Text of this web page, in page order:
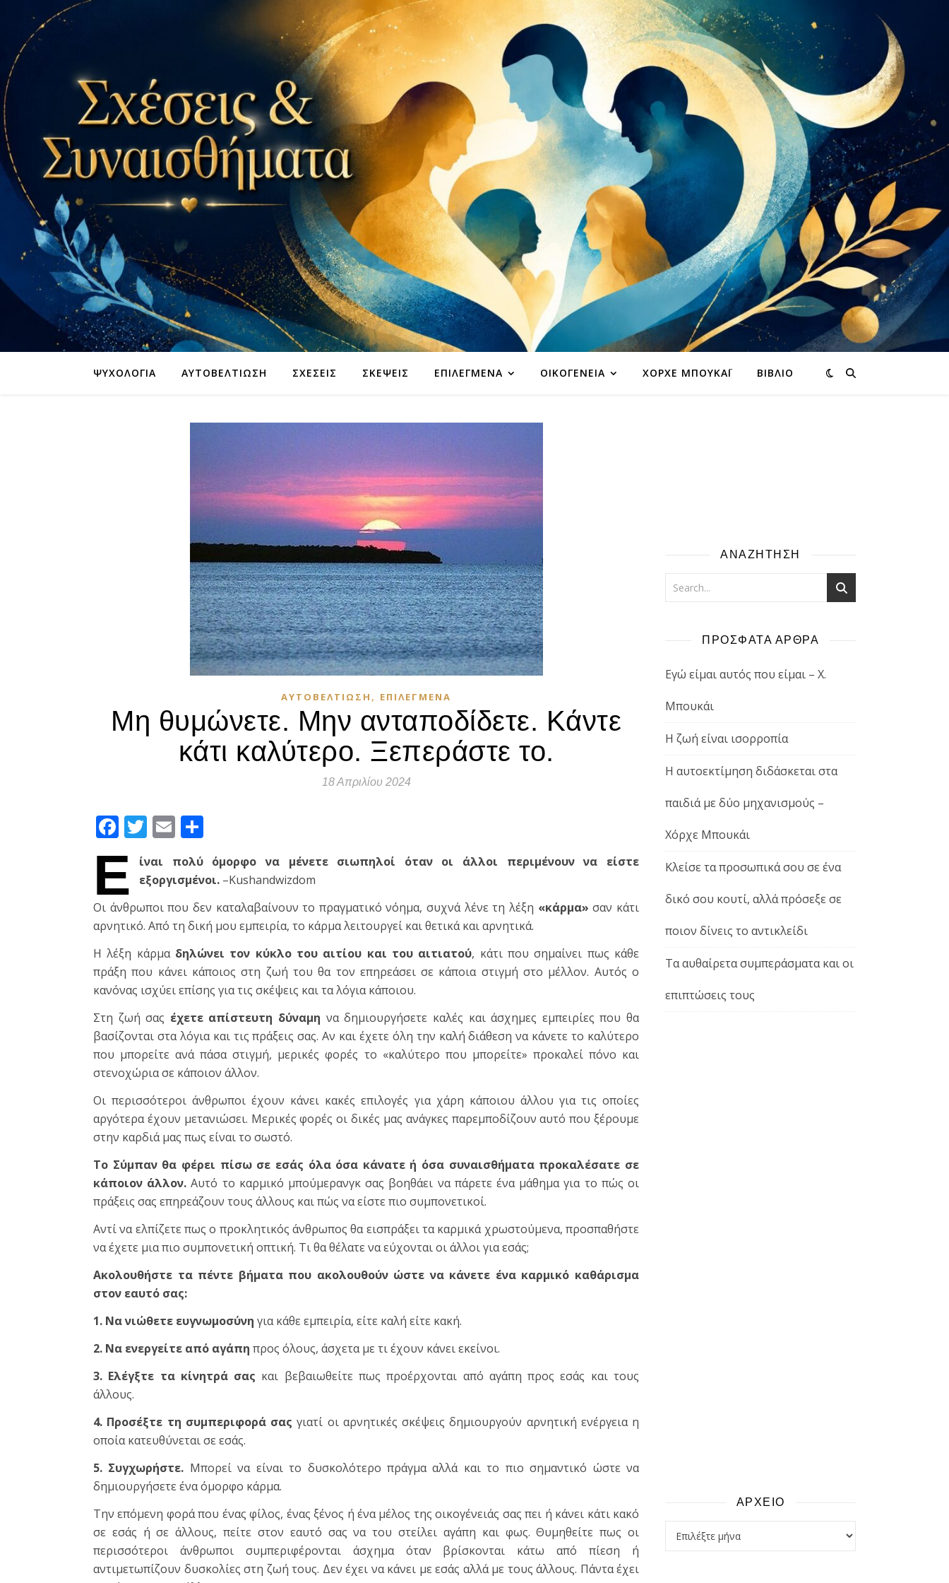
ΨΥΧΟΛΟΓΊΑ ΑΥΤΟΒΕΛΤΊΩΣΗ ΣΧΈΣΕΙΣ ΣΚΈΨΕΙΣ ΕΠΙΛΕΓΜΈΝΑ ΟΙΚΟΓΈΝΕΙΑ ΧΌΡΧΕ ΜΠΟΥΚΆΙ ΒΙΒΛΊΟ
ΑΥΤΟΒΕΛΤΊΩΣΗ , ΕΠΙΛΕΓΜΈΝΑ
Μη θυμώνετε. Μην ανταποδίδετε. Κάντε
κάτι καλύτερο. Ξεπεράστε το.
18 Απριλίου 2024
Facebook
Twitter
Email
Ε
ίναι πολύ όμορφο να μένετε σιωπηλοί όταν οι άλλοι περιμένουν να είστε
εξοργισμένοι. –Kushandwizdom
Οι άνθρωποι που δεν καταλαβαίνουν το πραγματικό νόημα, συχνά λένε τη λέξη «κάρμα» σαν κάτι
αρνητικό. Από τη δική μου εμπειρία, το κάρμα λειτουργεί και θετικά και αρνητικά.
Η λέξη κάρμα δηλώνει τον κύκλο του αιτίου και του αιτιατού, κάτι που σημαίνει πως κάθε
πράξη που κάνει κάποιος στη ζωή του θα τον επηρεάσει σε κάποια στιγμή στο μέλλον. Αυτός ο
κανόνας ισχύει επίσης για τις σκέψεις και τα λόγια κάποιου.
Στη ζωή σας έχετε απίστευτη δύναμη να δημιουργήσετε καλές και άσχημες εμπειρίες που θα
βασίζονται στα λόγια και τις πράξεις σας. Αν και έχετε όλη την καλή διάθεση να κάνετε το καλύτερο
που μπορείτε ανά πάσα στιγμή, μερικές φορές το «καλύτερο που μπορείτε» προκαλεί πόνο και
στενοχώρια σε κάποιον άλλον.
Οι περισσότεροι άνθρωποι έχουν κάνει κακές επιλογές για χάρη κάποιου άλλου για τις οποίες
αργότερα έχουν μετανιώσει. Μερικές φορές οι δικές μας ανάγκες παρεμποδίζουν αυτό που ξέρουμε
στην καρδιά μας πως είναι το σωστό.
Το Σύμπαν θα φέρει πίσω σε εσάς όλα όσα κάνατε ή όσα συναισθήματα προκαλέσατε σε
κάποιον άλλον. Αυτό το καρμικό μπούμερανγκ σας βοηθάει να πάρετε ένα μάθημα για το πώς οι
πράξεις σας επηρεάζουν τους άλλους και πώς να είστε πιο συμπονετικοί.
Αντί να ελπίζετε πως ο προκλητικός άνθρωπος θα εισπράξει τα καρμικά χρωστούμενα, προσπαθήστε
να έχετε μια πιο συμπονετική οπτική. Τι θα θέλατε να εύχονται οι άλλοι για εσάς;
Ακολουθήστε τα πέντε βήματα που ακολουθούν ώστε να κάνετε ένα καρμικό καθάρισμα
στον εαυτό σας:
1. Να νιώθετε ευγνωμοσύνη για κάθε εμπειρία, είτε καλή είτε κακή.
2. Να ενεργείτε από αγάπη προς όλους, άσχετα με τι έχουν κάνει εκείνοι.
3. Ελέγξτε τα κίνητρά σας και βεβαιωθείτε πως προέρχονται από αγάπη προς εσάς και τους
άλλους.
4. Προσέξτε τη συμπεριφορά σας γιατί οι αρνητικές σκέψεις δημιουργούν αρνητική ενέργεια η
οποία κατευθύνεται σε εσάς.
5. Συγχωρήστε. Μπορεί να είναι το δυσκολότερο πράγμα αλλά και το πιο σημαντικό ώστε να
δημιουργήσετε ένα όμορφο κάρμα.
Την επόμενη φορά που ένας φίλος, ένας ξένος ή ένα μέλος της οικογένειάς σας πει ή κάνει κάτι κακό
σε εσάς ή σε άλλους, πείτε στον εαυτό σας να του στείλει αγάπη και φως. Θυμηθείτε πως οι
περισσότεροι άνθρωποι συμπεριφέρονται άσχημα όταν βρίσκονται κάτω από πίεση ή
αντιμετωπίζουν δυσκολίες στη ζωή τους. Δεν έχει να κάνει με εσάς αλλά με τους άλλους. Πάντα έχει
ΑΝΑΖΗΤΗΣΗ
ΠΡΟΣΦΑΤΑ ΑΡΘΡΑ
Εγώ είμαι αυτός που είμαι – Χ.
Μπουκάι
Η ζωή είναι ισορροπία
Η αυτοεκτίμηση διδάσκεται στα
παιδιά με δύο μηχανισμούς –
Χόρχε Μπουκάι
Κλείσε τα προσωπικά σου σε ένα
δικό σου κουτί, αλλά πρόσεξε σε
ποιον δίνεις το αντικλείδι
Τα αυθαίρετα συμπεράσματα και οι
επιπτώσεις τους
ΑΡΧΕΙΟ